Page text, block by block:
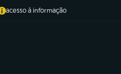
acesso à informação